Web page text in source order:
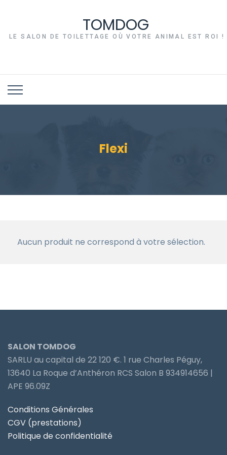
TOMDOG
LE SALON DE TOILETTAGE OÙ VOTRE ANIMAL EST ROI !
Flexi
Aucun produit ne correspond à votre sélection.
SALON TOMDOG
SARLU au capital de 22 120 €. 1 rue Charles Péguy,
13640 La Roque d’Anthéron RCS Salon B 934914656 |
APE 96.09Z
Conditions Générales
CGV (prestations)
Politique de confidentialité